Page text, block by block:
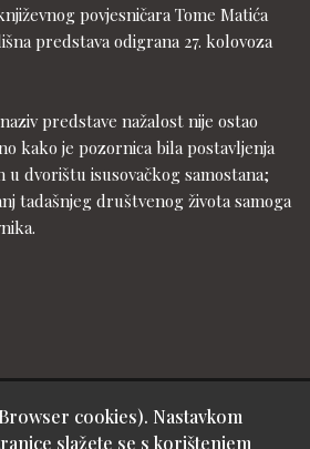
povjesničara Tome Matića
predstava odigrana 27. kolovoza
predstave nažalost nije ostao
kako je pozornica bila postavljenja
dvorištu isusovačkog samostana;
tadašnjeg društvenog života samoga
Požega - design & hosting by:
cookies). Nastavkom
slažete se s korištenjem